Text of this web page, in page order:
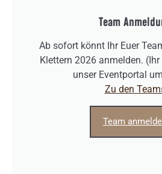
Team
Ab sofort könnt Ihr Euer
Klettern 2026 anmelden.
unser Eventportal
Zu den
Team